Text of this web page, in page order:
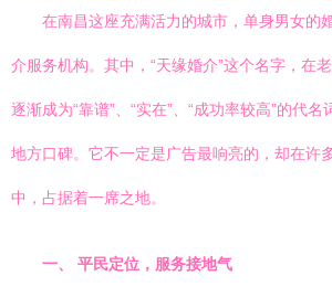
在南昌这座充满活力的城市，单身男女的
介服务机构。其中，“天缘婚介”这个名字，在
逐渐成为“靠谱”、“实在”、“成功率较高”的代
地方口碑。它不一定是广告最响亮的，却在许
中，占据着一席之地。
一、 平民定位，服务接地气